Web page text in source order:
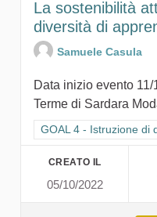
La sostenibilità
diversità di
Samuele Casula
Data inizio evento
Terme di Sardara
Filtra i risultati per
GOAL 4 - Istruzione di
CREATO IL
05/10/2022